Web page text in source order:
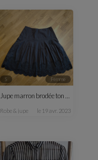
S femme
Jupe marron brodée ton sur ton
robe & jupe le 19 avr. 2023